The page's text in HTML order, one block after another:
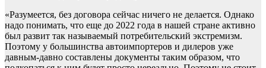
«Разумеется, без договора сейчас ничего не делается. Однако
надо понимать, что еще до 2022 года в нашей стране активно
был развит так называемый потребительский экстремизм.
Поэтому у большинства автоимпортеров и дилеров уже
давным-давно составлены документы таким образом, что